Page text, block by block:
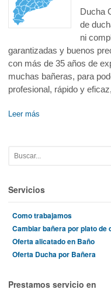
Ducha
de
ni
garantizadas y buenos
con más de 35 años de
muchas bañeras, para
profesional, rápido y
Leer más
Servicios
Como trabajamos
Cambiar bañera por plato de
Oferta alicatado en Baño
Oferta Ducha por Bañera
Prestamos servicio en